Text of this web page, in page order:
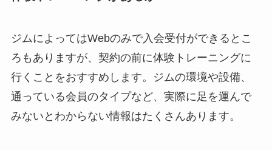
ジムによってはWebのみで入会受付ができるとこ
ろもありますが、契約の前に体験トレーニングに
行くことをおすすめします。ジムの環境や設備、
通っている会員のタイプなど、実際に足を運んで
みないとわからない情報はたくさんあります。